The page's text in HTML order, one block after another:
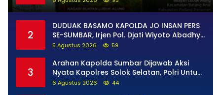
Diselidiki Tuntas
2
DUDUAK BASAMO KAPOLDA JO INSAN PERS
SE-SUMBAR, Irjen Pol. Djati Wiyoto Abadhy
Tegaskan Tak Ada Ruang bagi Pelanggar
5 Agustus 2026 59
3
Arahan Kapolda Sumbar Dijawab Aksi
Nyata Kapolres Solok Selatan, Polri Untuk
Masyarakat Bukan Sekadar Slogan
6 Agustus 2026 44